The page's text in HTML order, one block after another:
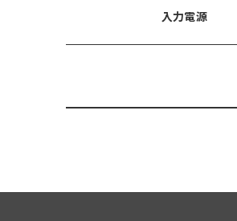
入力電源